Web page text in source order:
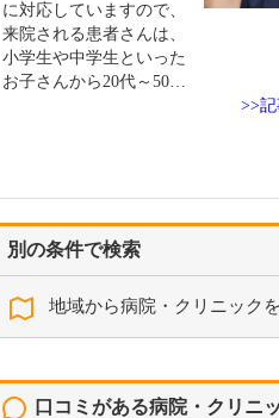
別の条件で検索
地域から病院・クリニック
口コミがある病院・クリニ
に対応していますので、
来院される患者さんは、
小学生や中学生といった
お子さんから20代～50…
>>